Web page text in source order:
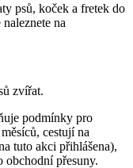
psů, koček a fretek do
na
zvířat.
podmínky pro
cestují na
tuto akci přihlášena),
obchodní přesuny.